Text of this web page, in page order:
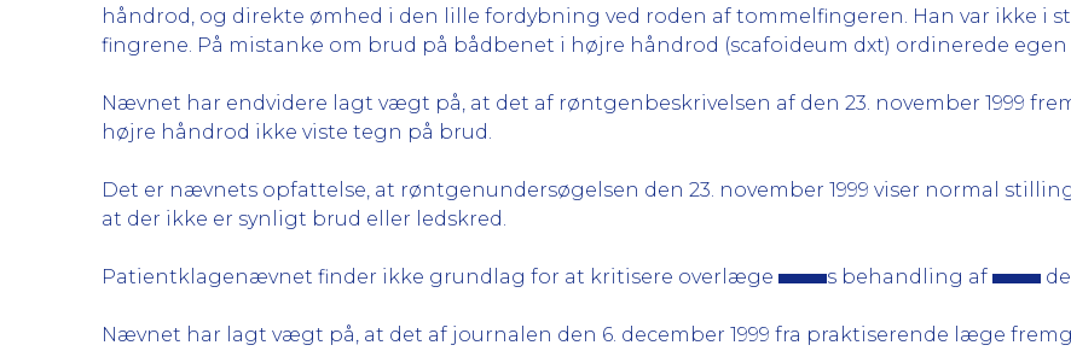
håndrod, og direkte ømhed i den lille fordybning ved roden af tommelfingeren. Han var ikke i
fingrene. På mistanke om brud på bådbenet i højre håndrod (scafoideum dxt) ordinerede
Nævnet har endvidere lagt vægt på, at det af røntgenbeskrivelsen af den 23. november 1999
højre håndrod ikke viste tegn på brud.
Det er nævnets opfattelse, at røntgenundersøgelsen den 23. november 1999 viser normal
at der ikke er synligt brud eller ledskred.
Patientklagenævnet finder ikke grundlag for at kritisere overlæge s behandling af
Nævnet har lagt vægt på, at det af journalen den 6. december 1999 fra praktiserende læge